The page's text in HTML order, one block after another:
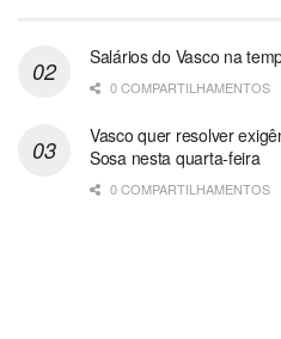
Salários do Vasco na
0 COMPARTILHAMENTOS
Vasco quer resolver
Sosa nesta quarta-feira
0 COMPARTILHAMENTOS